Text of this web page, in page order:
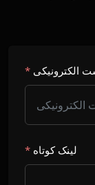
الکترونیکی *
لینک کوتاه *